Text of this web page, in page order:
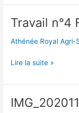
–
FSE-
mme
MAES
Travail n°4
Athénée Royal Agri-
Travail
FSE
–
Lire la suite »